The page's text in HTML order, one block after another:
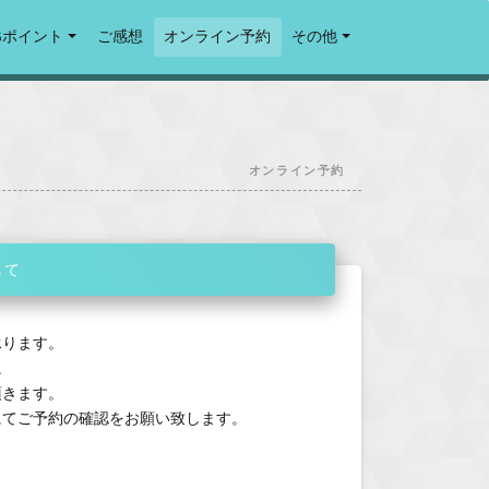
イント ご感想 オンライン予約 その他
オンライン予約
ます。
ます。
ご予約の確認をお願い致します。